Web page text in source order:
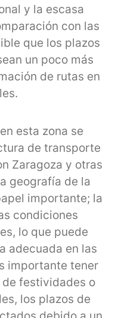
y la escasa
con las
que los plazos
un poco más
de rutas en
esta zona se
de transporte
Zaragoza y otras
geografía de la
importante; la
condiciones
lo que puede
adecuada en las
importante tener
de festividades o
los plazos de